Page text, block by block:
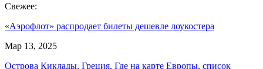
Свежее:
«Аэрофлот» распродает билеты дешевле лоукостера
Мар 13, 2025
Острова Киклады, Греция. Где на карте Европы, список